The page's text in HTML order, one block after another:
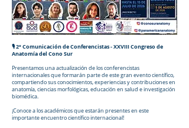
🎙️ 2° Comunicación de Conferencistas - XXVIII Congreso de
Anatomía del Cono Sur
Presentamos una actualización de los conferencistas
internacionales que formarán parte de este gran evento científico,
compartiendo sus conocimientos, experiencias y contribuciones en
anatomía, ciencias morfológicas, educación en salud e investigación
biomédica.
¡Conoce a los académicos que estarán presentes en este
importante encuentro científico internacional!